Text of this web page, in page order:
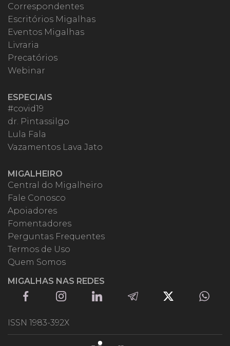
Correspondentes
Escritórios Migalhas
Eventos Migalhas
Livraria
Precatórios
Webinar
ESPECIAIS
#covid19
dr. Pintassilgo
Lula Fala
Vazamentos Lava Jato
MIGALHEIRO
Central do Migalheiro
Fale Conosco
Apoiadores
Fomentadores
Perguntas Frequentes
Termos de Uso
Quem Somos
MIGALHAS NAS REDES
ISSN 1983-392X